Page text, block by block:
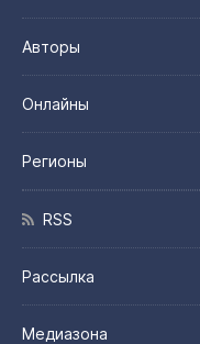
Авторы
Онлайны
Регионы
RSS
Рассылка
Медиазона